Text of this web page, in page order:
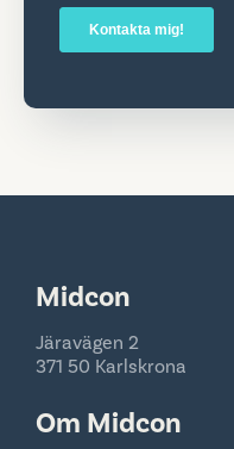
Midcon
Järavägen 2
371 50 Karlskrona
Om Midcon